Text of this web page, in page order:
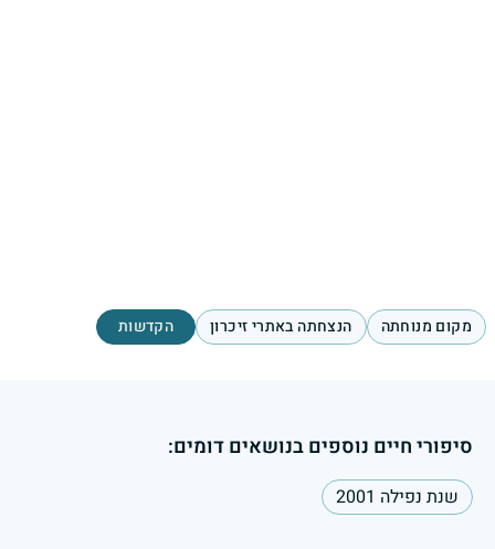
מקום מנוחתה הנצחתה באתרי זיכרון הקדשות
סיפורי חיים נוספים בנושאים דומים:
שנת נפילה 2001